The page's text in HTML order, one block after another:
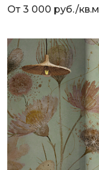
От 3 000 руб./кв.м